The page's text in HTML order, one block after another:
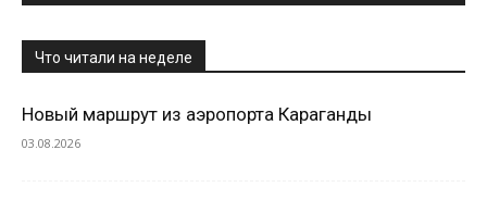
Что читали на неделе
Новый маршрут из аэропорта Караганды
03.08.2026